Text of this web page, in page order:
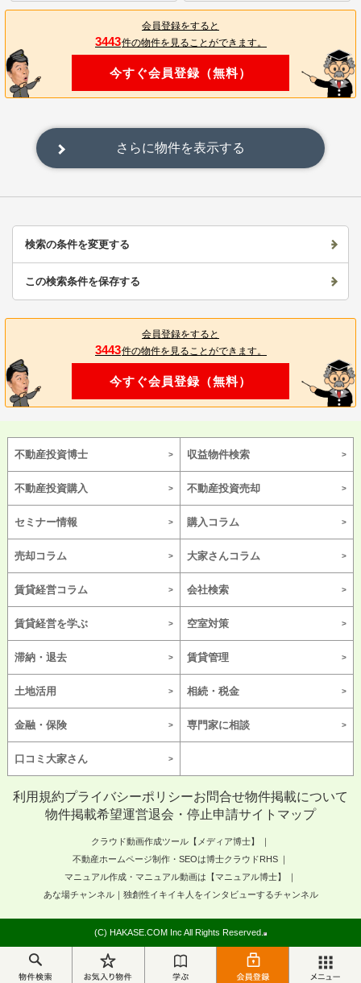
会員登録をすると
3443件の物件を見ることができます。
今すぐ会員登録（無料）
さらに物件を表示する
検索の条件を変更する
この検索条件を保存する
会員登録をすると
3443件の物件を見ることができます。
今すぐ会員登録（無料）
不動産投資博士 収益物件検索
不動産投資購入 不動産投資売却
セミナー情報 購入コラム
売却コラム 大家さんコラム
賃貸経営コラム 会社検索
賃貸経営を学ぶ 空室対策
滞納・退去 賃貸管理
土地活用 相続・税金
金融・保険 専門家に相談
口コミ大家さん
利用規約プライバシーポリシーお問合せ物件掲載について
物件掲載希望運営退会・停止申請サイトマップ
クラウド動画作成ツール【メディア博士】
不動産ホームページ制作・SEOは博士クラウドRHS
マニュアル作成・マニュアル動画は【マニュアル博士】
あな場チャンネル｜独創性イキイキ人をインタビューするチャンネル
(C) HAKASE.COM Inc All Rights Reserved.